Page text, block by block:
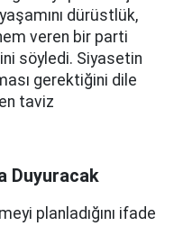
dürüstlük,
veren bir parti
söyledi. Siyasetin
gerektiğini dile
taviz
Duyuracak
planladığını ifade